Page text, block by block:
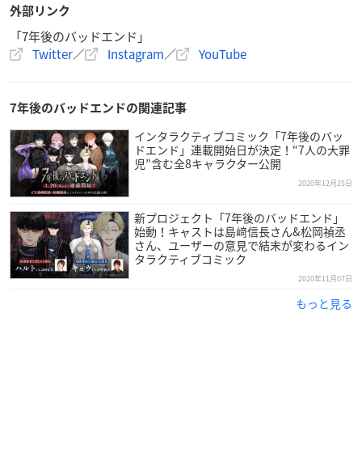
外部リンク
「7年後のバッドエンド」
Twitter／ Instagram／ YouTube
7年後のバッドエンドの関連記事
インタラクティブコミック「7年後のバッ
ドエンド」連載開始日が決定！“7人の大罪
児”含む全8キャラクター公開
2020年12月25日
新プロジェクト「7年後のバッドエンド」
始動！キャストは島﨑信長さん&松岡禎丞
さん、ユーザーの意見で結末が変わるイン
タラクティブコミック
2020年11月07日
もっと見る